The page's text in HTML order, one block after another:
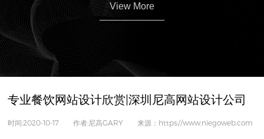
View More
专业餐饮网站设计欣赏|深圳尼高网站设计公司
时间:2020-10-17 作者:尼高GARY 来源：https://www.niegoweb.com